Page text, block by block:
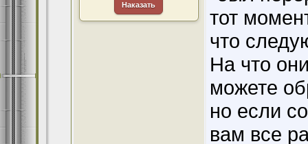
Наказать
тот
что
На что
можете
но если
вам все